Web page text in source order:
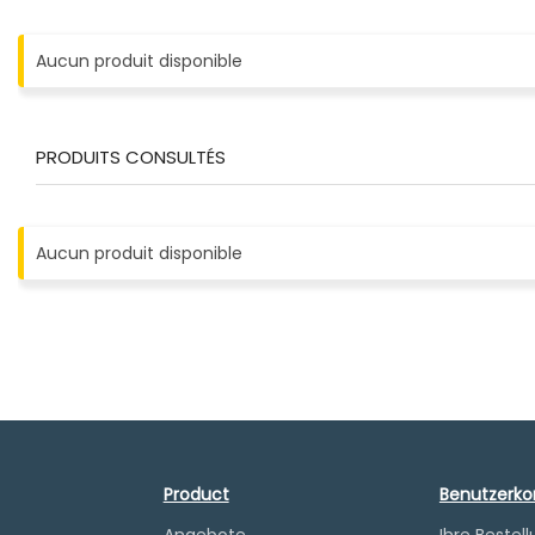
Aucun produit disponible
PRODUITS CONSULTÉS
Aucun produit disponible
Product